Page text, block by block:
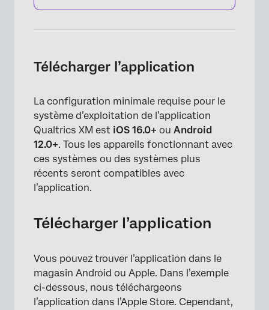
Télécharger l’application
La configuration minimale requise pour le
système d’exploitation de l’application
Qualtrics XM est iOS 16.0+ ou Android
12.0+. Tous les appareils fonctionnant avec
ces systèmes ou des systèmes plus
récents seront compatibles avec
l’application.
Télécharger l’application
Vous pouvez trouver l’application dans le
magasin Android ou Apple. Dans l’exemple
ci-dessous, nous téléchargeons
l’application dans l’Apple Store. Cependant,